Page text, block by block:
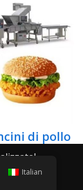
di pollo
qui! Italian